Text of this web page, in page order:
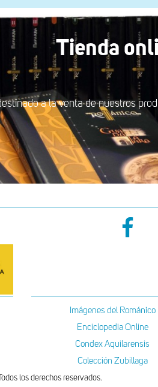
Tienda
a la venta de nuestros
Imágenes del Románico
Enciclopedia Online
Condex Aquilarensis
Colección Zubillaga
los derechos reservados.